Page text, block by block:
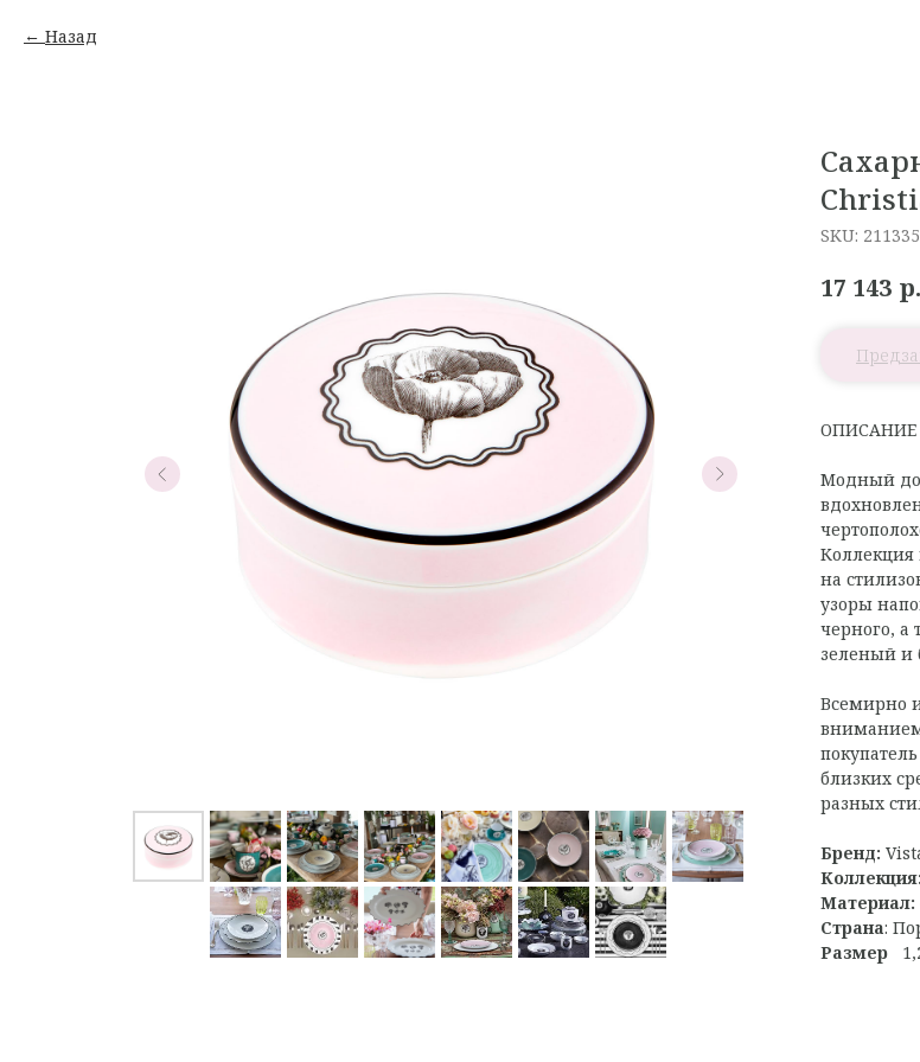
Назад
SKU:
17 143 р.
ОПИСАНИЕ
Модный
Коллекция
на
узоры
черного, а
зеленый и
Всемирно
близких
разных
Бренд:
Коллекция:
Материал:
Страна:
Размер